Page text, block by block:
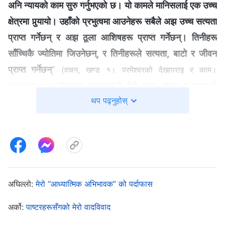
अनि न्यायको काम सुरु गर्नुभएको छ। यो कामले मानिसलाई एक उच्च
क्षेत्रमा पुर्‍यायो। उहाँको प्रभुत्वमा आउनेहरू सबैले अझ उच्च सत्यता
प्राप्त गर्नेछन् र अझ ठूला आशिषहरू प्राप्त गर्नेछन्। तिनीहरू
साँच्चिकै ज्योतिमा जिउनेछन्, र तिनीहरूले सत्यता, बाटो र जीवन
प्राप्त गर्नेछन्”
(वचन, खण्ड १। परमेश्‍वरको देखापराइ र काम।
बनायो। मैले मेरो दाजुलाई भनेँ, “परमेश्‍वर आखिरी दिनहरूमा न्यायको
तिनीहरूलाई उप्रान्त व्यवस्थाद्वारा दोषी नठहराइयोस् अनि दण्ड
नदिइयोस्, तर प्रभु येशूले गर्नुभएको काम छुटकाराको काम मात्रै
थियो, मानिसहरूलाई शुद्ध पार्ने र मुक्ति दिने काम थिएन। हामी सबै
कामविना, हामी पापबाट उम्‍कन र परमेश्‍वरको राज्यमा प्रवेश गर्न
थप पढ्नुहोस्
अघिल्लो:मेरो “आध्यात्मिक अभिभावक” को पर्दाफास
अर्को:पाष्टरहरूसँगको मेरो वादविवाद